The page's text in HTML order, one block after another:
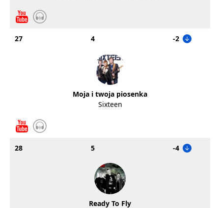
27 4 -2
Moja i twoja piosenka
Sixteen
28 5 -4
Ready To Fly